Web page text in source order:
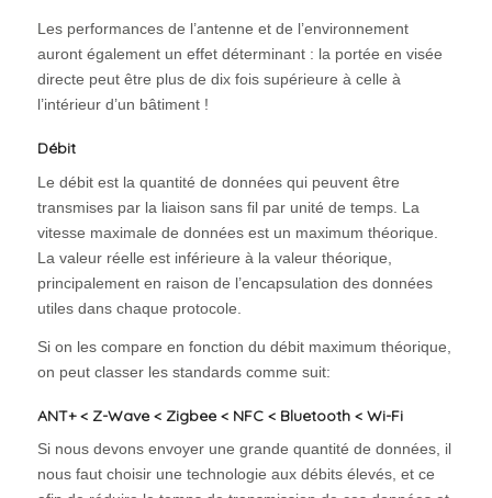
Les performances de l’antenne et de l’environnement
auront également un effet déterminant : la portée en visée
directe peut être plus de dix fois supérieure à celle à
l’intérieur d’un bâtiment !
Débit
Le débit est la quantité de données qui peuvent être
transmises par la liaison sans fil par unité de temps. La
vitesse maximale de données est un maximum théorique.
La valeur réelle est inférieure à la valeur théorique,
principalement en raison de l’encapsulation des données
utiles dans chaque protocole.
Si on les compare en fonction du débit maximum théorique,
on peut classer les standards comme suit:
ANT+ < Z-Wave < Zigbee < NFC < Bluetooth < Wi-Fi
Si nous devons envoyer une grande quantité de données, il
nous faut choisir une technologie aux débits élevés, et ce